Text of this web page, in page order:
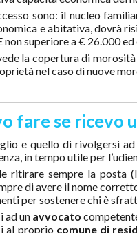
sono: il nucleo
e abitativa, dovrà
non superiore a € 26.000
la copertura di
nel caso di nuove
fare se ricevo
e quello di rivolgersi ad
in tempo utile per
ritirare sempre la posta
di avere il nome
per sostenere chi è
ad un avvocato
al proprio comune di